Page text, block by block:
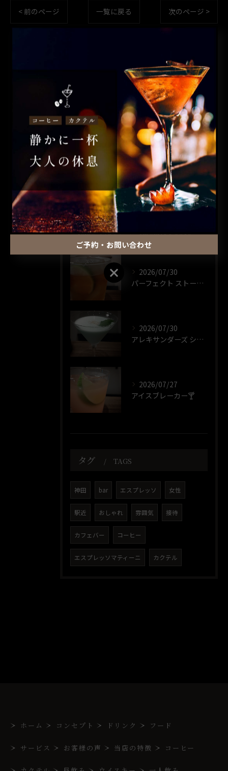
< 前のページ 一覧に戻る 次のページ >
CATEGORIES
コーヒー
カクテル
昼飲み
ウイスキー
一人飲み
最近の投稿 RECENT POSTS
2026/07/30
パーフェクト ストーム🍸️
2026/07/30
アレキサンダーズ シスター🍸️
2026/07/27
アイスブレーカー🍸️
タグ TAGS
神田 bar エスプレッソ 女性
駅近 おしゃれ 雰囲気 接待
カフェバー コーヒー
エスプレッソマティーニ カクテル
ホーム コンセプト ドリンク フード
サービス お客様の声 当店の特徴 コーヒー
ご予約・お問い合わせ
ご予約・お問い合わせ